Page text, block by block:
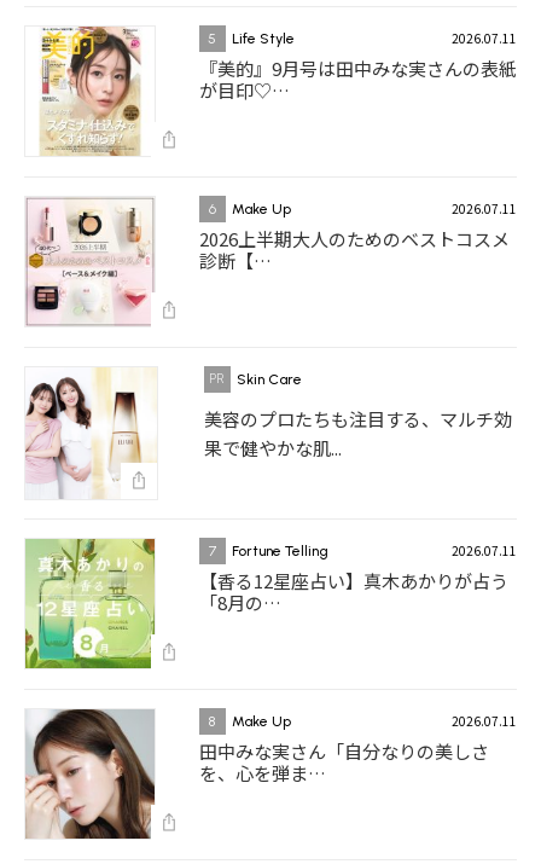
5 Life Style 2026.07.11
『美的』9月号は田中みな実さんの表紙
が目印♡…
6 Make Up 2026.07.11
2026上半期大人のためのベストコスメ
診断【…
Skin Care
美容のプロたちも注目する、マルチ効
果で健やかな肌...
7 Fortune Telling 2026.07.11
【香る12星座占い】真木あかりが占う
「8月の…
8 Make Up 2026.07.11
田中みな実さん「自分なりの美しさ
を、心を弾ま…